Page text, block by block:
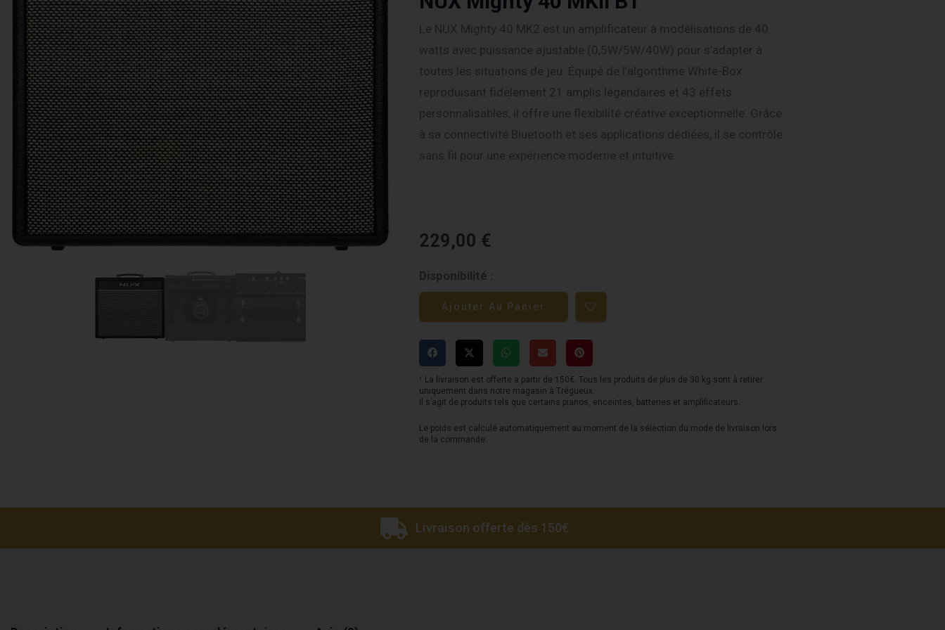
Le NUX Mighty 40 MK2 est un amplificateur à modélisations de 40
watts avec puissance ajustable (0,5W/5W/40W) pour s’adapter à
toutes les situations de jeu. Équipé de l’algorithme White-Box
reproduisant fidèlement 21 amplis légendaires et 43 effets
personnalisables, il offre une flexibilité créative exceptionnelle. Grâce
à sa connectivité Bluetooth et ses applications dédiées, il se contrôle
sans fil pour une expérience moderne et intuitive.
229,00 €
Disponibilité :
quantité
de
NUX
Mighty
40
MKII
BT
Ajouter Au Panier
¹ La livraison est offerte a partir de 150€. Tous les produits de plus de 30 kg sont à retirer
uniquement dans notre magasin à Trégueux.
Il s’agit de produits tels que certains pianos, enceintes, batteries et amplificateurs.
Le poids est calculé automatiquement au moment de la sélection du mode de livraison lors
de la commande.
Livraison offerte dès 150€